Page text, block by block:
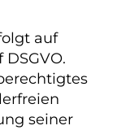
auf
seiner